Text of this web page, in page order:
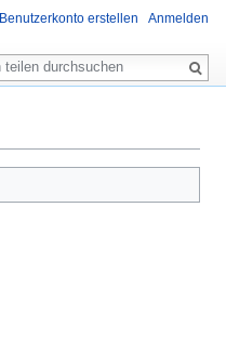
Benutzerkonto erstellen Anmelden